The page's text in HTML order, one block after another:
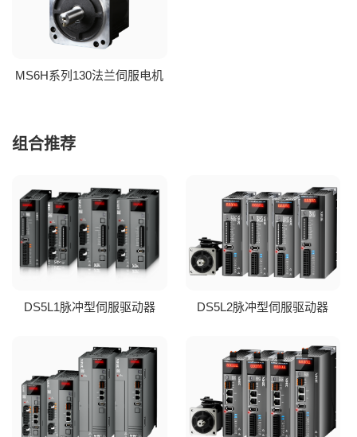
MS6H系列130法兰伺服电机
组合推荐
DS5L1脉冲型伺服驱动器 DS5L2脉冲型伺服驱动器